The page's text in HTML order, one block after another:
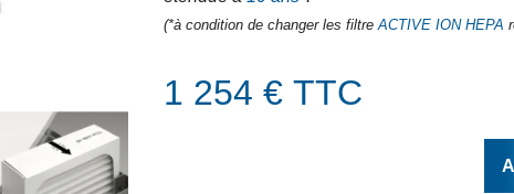
(*à condition de changer les filtre ACTIVE ION HEPA
1 254 € TTC